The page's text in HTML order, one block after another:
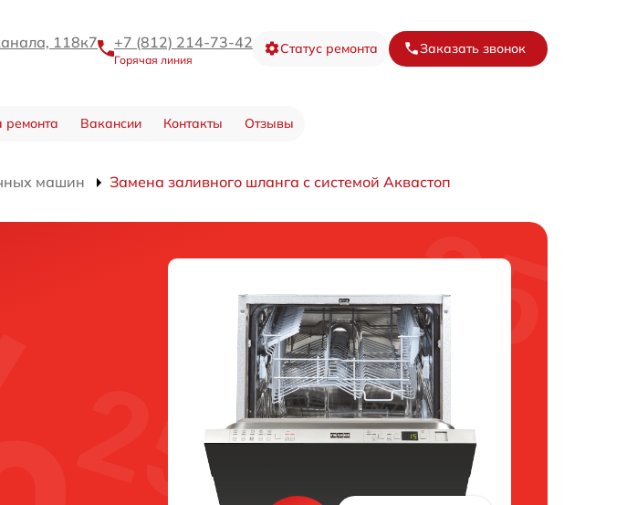
118к7 +7 (812) 214-73-42
Горячая линия
Статус ремонта Заказать звонок
ремонта Вакансии Контакты Отзывы
машин Замена заливного шланга с системой Аквастоп